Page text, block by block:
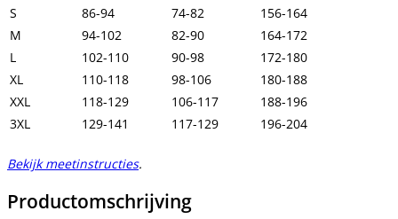
S
86-94 74-82
156-164
M
94-102 82-90
164-172
L
102-110 90-98
172-180
XL
110-118 98-106
180-188
XXL
118-129 106-117
188-196
3XL
129-141 117-129 196-204
Bekijk meetinstructies.
Productomschrijving